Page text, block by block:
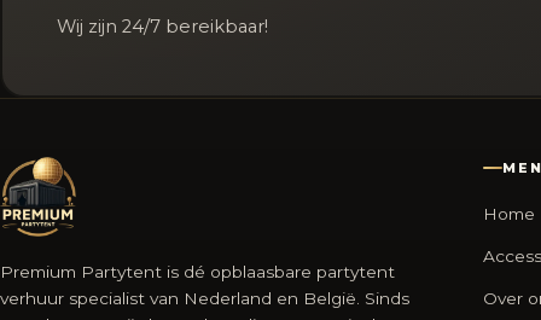
Wij zijn 24/7 bereikbaar!
Premium Partytent is dé opblaasbare partytent
verhuur specialist van Nederland en België. Sinds
Home
Over